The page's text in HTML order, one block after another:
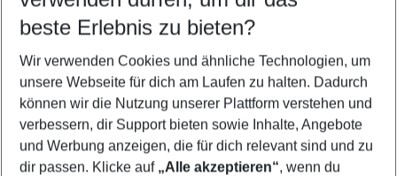
5-8 Nächte
2 Erwachsene Keine Kinder
Mehr Filter anzeigen
beste Erlebnis zu bieten?
Wir verwenden Cookies und ähnliche Technologien, um
unsere Webseite für dich am Laufen zu halten. Dadurch
können wir die Nutzung unserer Plattform verstehen und
verbessern, dir Support bieten sowie Inhalte, Angebote
und Werbung anzeigen, die für dich relevant sind und zu
dir passen. Klicke auf „Alle akzeptieren“, wenn du